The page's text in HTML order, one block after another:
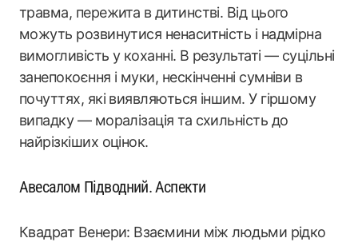
травма, пережита в дитинстві. Від цього
можуть розвинутися ненаситність і надмірна
вимогливість у коханні. В результаті — суцільні
занепокоєння і муки, нескінченні сумніви в
почуттях, які виявляються іншим. У гіршому
випадку — моралізація та схильність до
найрізкіших оцінок.
Авесалом Підводний. Аспекти
Квадрат Венери: Взаємини між людьми рідко